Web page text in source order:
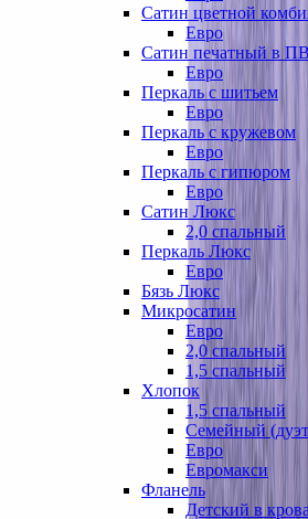
Сатин цветной
Евро
Сатин печатный в
Евро
Перкаль с шитьем
Евро
Перкаль с кружевом
Евро
Перкаль с гипюром
Евро
Сатин Люкс
2,0 спальный
Перкаль Люкс
Евро
Бязь Люкс
Микросатин
Евро
2,0 спальный
1,5 спальный
Хлопок
1,5 спальный
Семейный
Евро
Евромакси
Фланель
Детский в